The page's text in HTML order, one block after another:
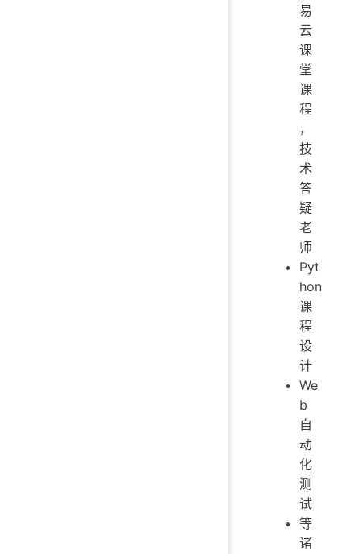
易
云
课
堂
课
程
，
技
术
答
疑
老
师
Pyt
hon
课
程
设
计
We
b
自
动
化
测
试
等
诸